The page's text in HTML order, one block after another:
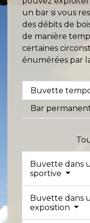
un bar si vous
des débits de
de manière
certaines
énumérées par
Buvette
Bar
Buvette dans
sportive
Buvette dans
exposition